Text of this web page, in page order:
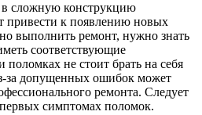
в сложную конструкцию
к появлению новых
выполнить ремонт, нужно знать
соответствующие
не стоит брать на себя
за допущенных ошибок может
ремонта. Следует
симптомах поломок.